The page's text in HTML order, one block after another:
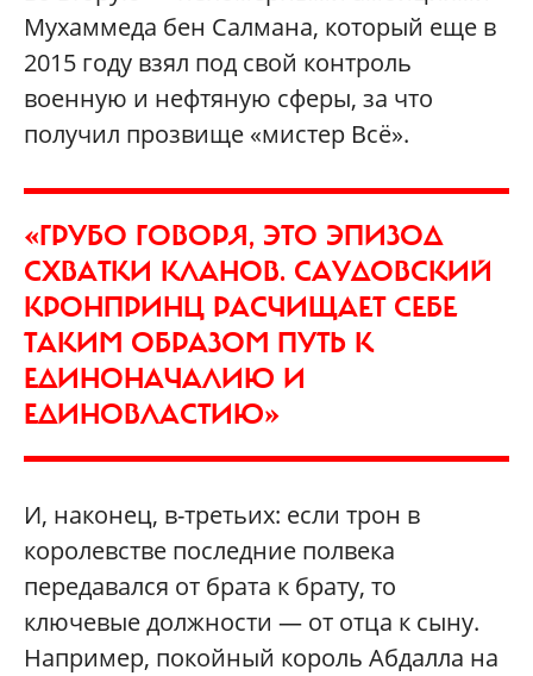
Мухаммеда бен Салмана, который еще в
2015 году взял под свой контроль
военную и нефтяную сферы, за что
получил прозвище «мистер Всё».
«ГРУБО ГОВОРЯ, ЭТО ЭПИЗОД
СХВАТКИ КЛАНОВ. САУДОВСКИЙ
КРОНПРИНЦ РАСЧИЩАЕТ СЕБЕ
ТАКИМ ОБРАЗОМ ПУТЬ К
ЕДИНОНАЧАЛИЮ И
ЕДИНОВЛАСТИЮ»
И, наконец, в-третьих: если трон в
королевстве последние полвека
передавался от брата к брату, то
ключевые должности — от отца к сыну.
Например, покойный король Абдалла на